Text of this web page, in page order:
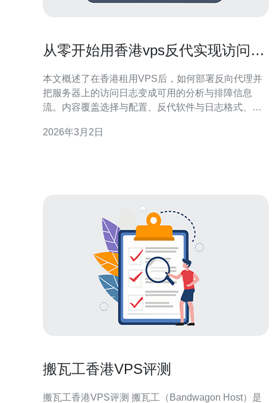
从零开始用香港vps反代实现访问日
本文概述了在香港租用VPS后，如何部署反向代理并
把服务器上的访问日志变成可用的分析与排障信息
流。内容覆盖选择与配置、反代软件与日志格式、采
落地措施，帮助你从零到一建立一个稳定且可观测的
2026年3月2日
搬瓦工香港VPS评测
搬瓦工香港VPS评测 搬瓦工（Bandwagon Host）是